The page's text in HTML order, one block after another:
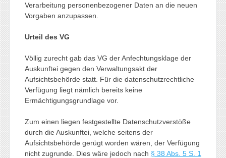
Verarbeitung personenbezogener Daten an die neuen
Vorgaben anzupassen.
Urteil des VG
Völlig zurecht gab das VG der Anfechtungsklage der
Auskunftei gegen den Verwaltungsakt der
Aufsichtsbehörde statt. Für die datenschutzrechtliche
Verfügung liegt nämlich bereits keine
Ermächtigungsgrundlage vor.
Zum einen liegen festgestellte Datenschutzverstöße
durch die Auskunftei, welche seitens der
Aufsichtsbehörde gerügt worden wären, der Verfügung
nicht zugrunde. Dies wäre jedoch nach § 38 Abs. 5 S. 1